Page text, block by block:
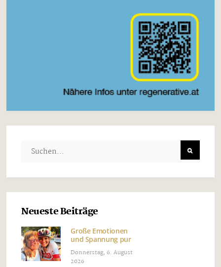
Neueste Beiträge
Große Emotionen
und Spannung pur
Donnerstag, 6. August
2026